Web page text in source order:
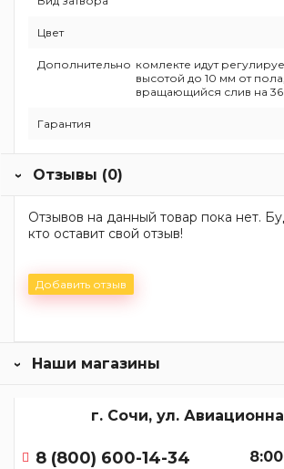
Цвет
Дополнительно комлекте идут
высотой до 10 мм от пола,
вращающийся слив на
Гарантия
Отзывы (0)
Отзывов на данный товар пока нет.
кто оставит свой отзыв!
Добавить отзыв
Наши магазины
г. Сочи, ул.
8 (800) 600-14-34